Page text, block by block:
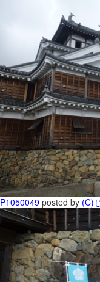
P1050049 posted by (C)